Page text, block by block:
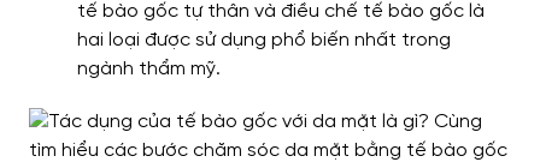
tế bào gốc tự thân và điều chế tế bào gốc là
hai loại được sử dụng phổ biến nhất trong
ngành thẩm mỹ.